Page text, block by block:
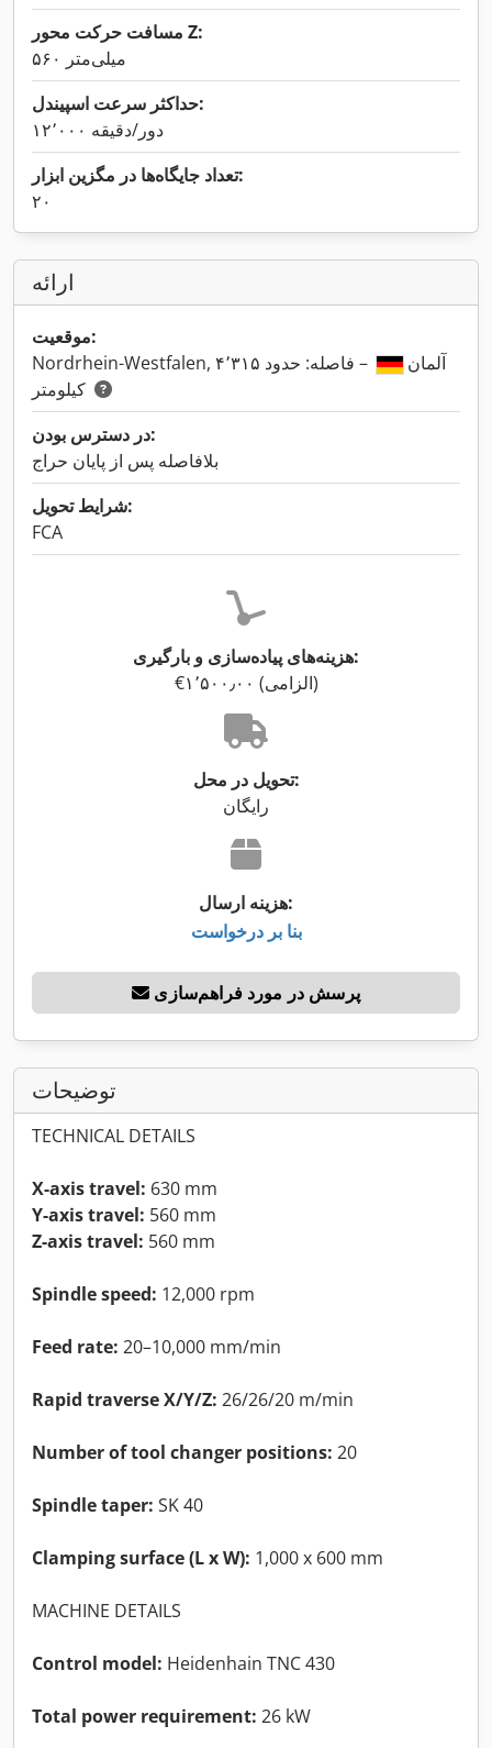
مسافت حرکت محور Z:
۵۶۰ میلی‌متر
حداکثر سرعت اسپیندل:
۱۲٬۰۰۰ دور/دقیقه
تعداد جایگاه‌ها در مگزین ابزار:
۲۰
ارائه
موقعیت:
Nordrhein-Westfalen, آلمان
– فاصله: حدود ۴٬۳۱۵
در دسترس بودن:
بلافاصله پس از پایان حراج
شرایط تحویل:
FCA
هزینه‌های پیاده‌سازی و بارگیری:
‎€۱٬۵۰۰٫۰۰ (الزامی)
تحویل در محل:
رایگان
هزینه ارسال:
بنا بر درخواست
پرسش در مورد فراهم‌سازی
توضیحات
TECHNICAL DETAILS
X-axis travel: 630 mm
Y-axis travel: 560 mm
Z-axis travel: 560 mm
Spindle speed: 12,000 rpm
Feed rate: 20–10,000 mm/min
Rapid traverse X/Y/Z: 26/26/20 m/min
Number of tool changer positions: 20
Spindle taper: SK 40
Clamping surface (L x W): 1,000 x 600 mm
MACHINE DETAILS
Control model: Heidenhain TNC 430
Total power requirement: 26 kW